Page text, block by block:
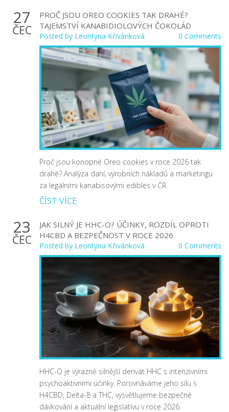
27
ČEC
PROČ JSOU OREO COOKIES TAK DRAHÉ?
TAJEMSTVÍ KANABIDIOLOVÝCH ČOKOLÁD
Posted by Leontýna Křivánková 0 Comments
Proč jsou konopné Oreo cookies v roce 2026 tak
drahé? Analýza daní, výrobních nákladů a marketingu
za legálními kanabisovými edibles v ČR.
ČÍST VÍCE
23
ČEC
JAK SILNÝ JE HHC-O? ÚČINKY, ROZDÍL OPROTI
H4CBD A BEZPEČNOST V ROCE 2026
Posted by Leontýna Křivánková 0 Comments
HHC-O je výrazně silnější derivát HHC s intenzivními
psychoaktivními účinky. Porovnáváme jeho sílu s
H4CBD, Delta-8 a THC, vysvětlujeme bezpečné
dávkování a aktuální legislativu v roce 2026.